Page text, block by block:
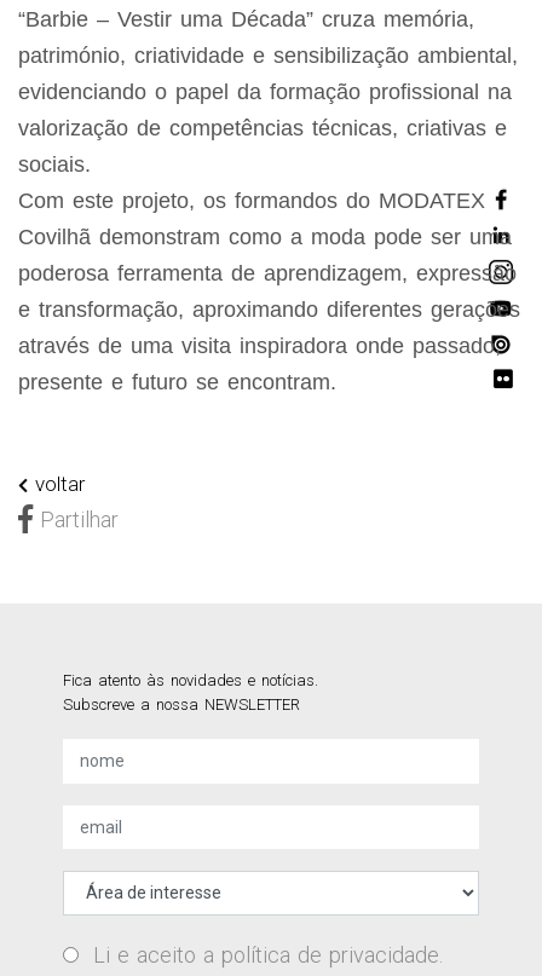
“Barbie – Vestir uma Década” cruza memória,
património, criatividade e sensibilização ambiental,
evidenciando o papel da formação profissional na
valorização de competências técnicas, criativas e
sociais.
Com este projeto, os formandos do MODATEX
Covilhã demonstram como a moda pode ser uma
poderosa ferramenta de aprendizagem, expressão
e transformação, aproximando diferentes gerações
através de uma visita inspiradora onde passado,
presente e futuro se encontram.
voltar
Partilhar
Fica atento às novidades e notícias.
Subscreve a nossa NEWSLETTER
Li e aceito a política de privacidade